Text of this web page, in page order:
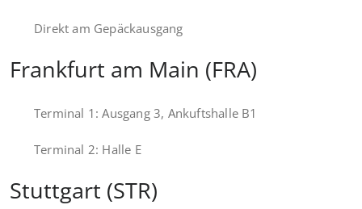
Direkt am Gepäckausgang
Frankfurt am Main (FRA)
Terminal 1: Ausgang 3, Ankuftshalle B1
Terminal 2: Halle E
Stuttgart (STR)